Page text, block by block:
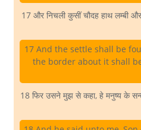
17 और निचली कुसीं चौदह हाथ लम्बी
17 And the settle shall be
the border about it shall
18 फिर उसने मुझ से कहा, हे मनुष्य के